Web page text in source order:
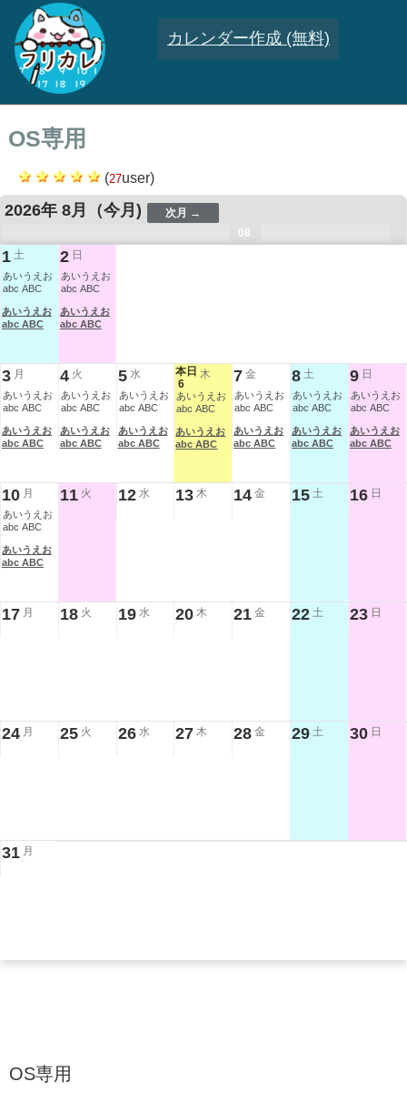
カレンダー作成 (無料)
OS専用
(27user)
2026年 8月 （今月)
次月 →
08
1 土
あいうえお
abc ABC
あいうえお
abc ABC
2 日
あいうえお
abc ABC
あいうえお
abc ABC
3 月
あいうえお
abc ABC
あいうえお
abc ABC
4 火
あいうえお
abc ABC
あいうえお
abc ABC
5 水
あいうえお
abc ABC
あいうえお
abc ABC
本日
6
木
あいうえお
abc ABC
あいうえお
abc ABC
7 金
あいうえお
abc ABC
あいうえお
abc ABC
8 土
あいうえお
abc ABC
あいうえお
abc ABC
9 日
あいうえお
abc ABC
あいうえお
abc ABC
10 月
あいうえお
abc ABC
あいうえお
abc ABC
11 火 12 水 13 木 14 金 15 土 16 日
17 月 18 火 19 水 20 木 21 金 22 土 23 日
24 月 25 火 26 水 27 木 28 金 29 土 30 日
31 月
OS専用